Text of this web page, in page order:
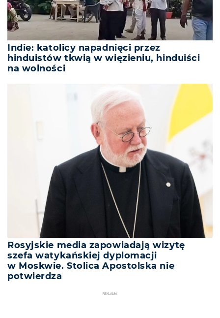
Indie: katolicy napadnięci przez
hinduistów tkwią w więzieniu, hinduiści
na wolności
Rosyjskie media zapowiadają wizytę
szefa watykańskiej dyplomacji
w Moskwie. Stolica Apostolska nie
potwierdza
REKLAMA